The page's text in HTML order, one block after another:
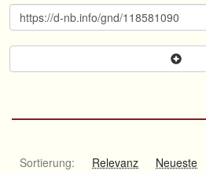
Sortierung: Relevanz Neueste